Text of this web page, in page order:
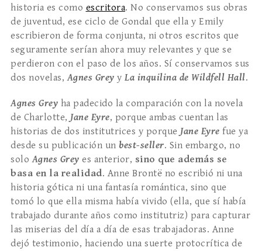
historia es como escritora. No conservamos sus obras
de juventud, ese ciclo de Gondal que ella y Emily
escribieron de forma conjunta, ni otros escritos que
seguramente serían ahora muy relevantes y que se
perdieron con el paso de los años. Sí conservamos sus
dos novelas,Agnes Grey y La inquilina de Wildfell Hall.
Agnes Grey ha padecido la comparación con la novela
de Charlotte, Jane Eyre, porque ambas cuentan las
historias de dos institutrices y porque Jane Eyre fue ya
desde su publicación un best-seller. Sin embargo, no
soloAgnes Grey es anterior, sino que además se
basa en la realidad. Anne Brontë no escribió ni una
historia gótica ni una fantasía romántica, sino que
tomó lo que ella misma había vivido (ella, que sí había
trabajado durante años como institutriz) para capturar
las miserias del día a día de esas trabajadoras. Anne
dejó testimonio, haciendo una suerte protocrítica de